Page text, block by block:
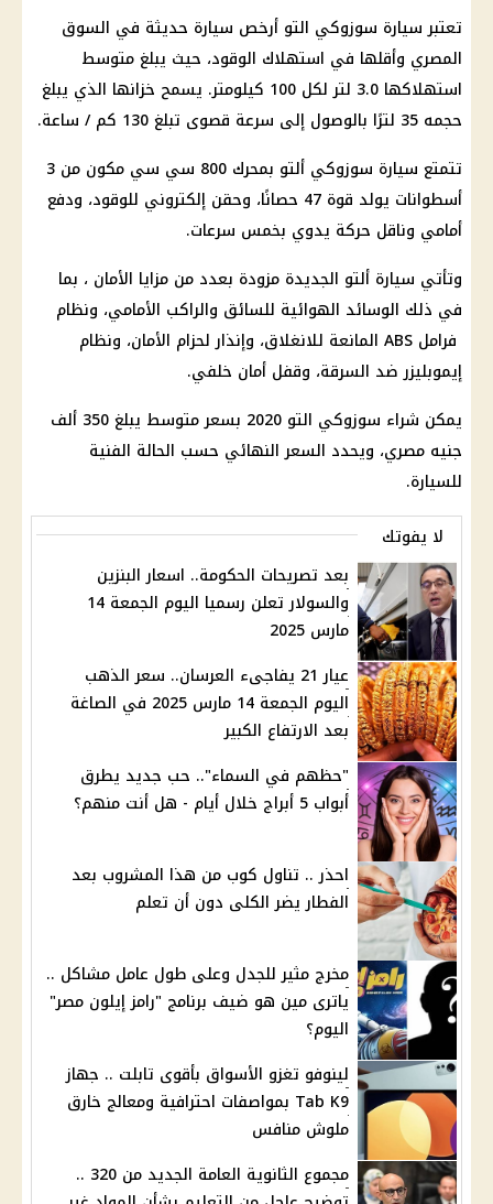
تعتبر سيارة سوزوكي التو أرخص سيارة حديثة في السوق
المصري وأقلها في استهلاك الوقود، حيث يبلغ متوسط ​​
استهلاكها 3.0 لتر لكل 100 كيلومتر. يسمح خزانها الذي يبلغ
حجمه 35 لترًا بالوصول إلى سرعة قصوى تبلغ 130 كم / ساعة.
تتمتع سيارة سوزوكي ألتو بمحرك 800 سي سي مكون من 3
أسطوانات يولد قوة 47 حصانًا، وحقن إلكتروني للوقود، ودفع
أمامي وناقل حركة يدوي بخمس سرعات.
وتأتي سيارة ألتو الجديدة مزودة بعدد من مزايا الأمان ، بما
في ذلك الوسائد الهوائية للسائق والراكب الأمامي، ونظام
فرامل ABS المانعة للانغلاق، وإنذار لحزام الأمان، ونظام
إيموبليزر ضد السرقة، وقفل أمان خلفي.
يمكن شراء سوزوكي التو 2020 بسعر متوسط ​​يبلغ 350 ألف
جنيه مصري، ويحدد السعر النهائي حسب الحالة الفنية
للسيارة.
لا يفوتك
بعد تصريحات الحكومة.. اسعار البنزين
والسولار تعلن رسميا اليوم الجمعة 14
مارس 2025
عيار 21 يفاجىء العرسان.. سعر الذهب
اليوم الجمعة 14 مارس 2025 في الصاغة
بعد الارتفاع الكبير
"حظهم في السماء".. حب جديد يطرق
أبواب 5 أبراج خلال أيام - هل أنت منهم؟
احذر .. تناول كوب من هذا المشروب بعد
الفطار يضر الكلى دون أن تعلم
مخرج مثير للجدل وعلى طول عامل مشاكل ..
ياترى مين هو ضيف برنامج "رامز إيلون مصر"
اليوم؟
لينوفو تغزو الأسواق بأقوى تابلت .. جهاز
Tab K9 بمواصفات احترافية ومعالج خارق
ملوش منافس
مجموع الثانوية العامة الجديد من 320 ..